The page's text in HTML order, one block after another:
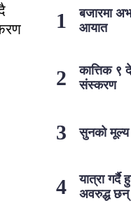
बजारमा
आयात
कात्तिक ९
संस्करण
सुनको मूल्य
यात्रा गर्दै
अवरुद्ध छन्